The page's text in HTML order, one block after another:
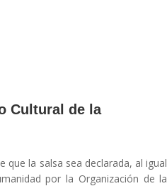
Cultural de la
que la salsa sea declarada, al igual
por la Organización de la